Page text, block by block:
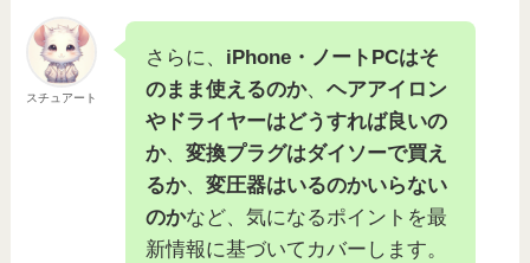
スチュアート
さらに、 iPhone・ノートPCはそ
のまま使えるのか、ヘアアイロン
やドライヤーはどうすれば良いの
か、変換プラグはダイソーで買え
るか、変圧器はいるのかいらない
のかなど、気になるポイントを最
新情報に基づいてカバーします。